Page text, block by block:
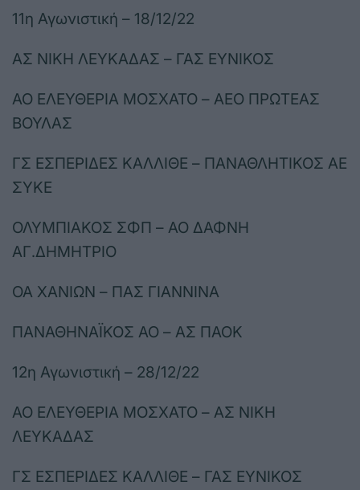
11η Αγωνιστική – 18/12/22
ΑΣ ΝΙΚΗ ΛΕΥΚΑΔΑΣ – ΓΑΣ ΕΥΝΙΚΟΣ
ΑΟ ΕΛΕΥΘΕΡΙΑ ΜΟΣΧΑΤΟ – ΑΕΟ ΠΡΩΤΕΑΣ
ΒΟΥΛΑΣ
ΓΣ ΕΣΠΕΡΙΔΕΣ ΚΑΛΛΙΘΕ – ΠΑΝΑΘΛΗΤΙΚΟΣ ΑΕ
ΣΥΚΕ
ΟΛΥΜΠΙΑΚΟΣ ΣΦΠ – ΑΟ ΔΑΦΝΗ
ΑΓ.ΔΗΜΗΤΡΙΟ
ΟΑ ΧΑΝΙΩΝ – ΠΑΣ ΓΙΑΝΝΙΝΑ
ΠΑΝΑΘΗΝΑΪΚΟΣ ΑΟ – ΑΣ ΠΑΟΚ
12η Αγωνιστική – 28/12/22
ΑΟ ΕΛΕΥΘΕΡΙΑ ΜΟΣΧΑΤΟ – ΑΣ ΝΙΚΗ
ΛΕΥΚΑΔΑΣ
ΓΣ ΕΣΠΕΡΙΔΕΣ ΚΑΛΛΙΘΕ – ΓΑΣ ΕΥΝΙΚΟΣ